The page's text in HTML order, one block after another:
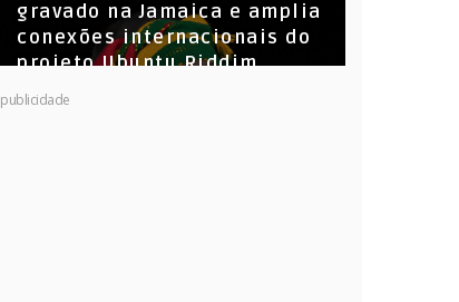
gravado na Jamaica e amplia
conexões internacionais do
projeto Ubuntu Riddim
publicidade